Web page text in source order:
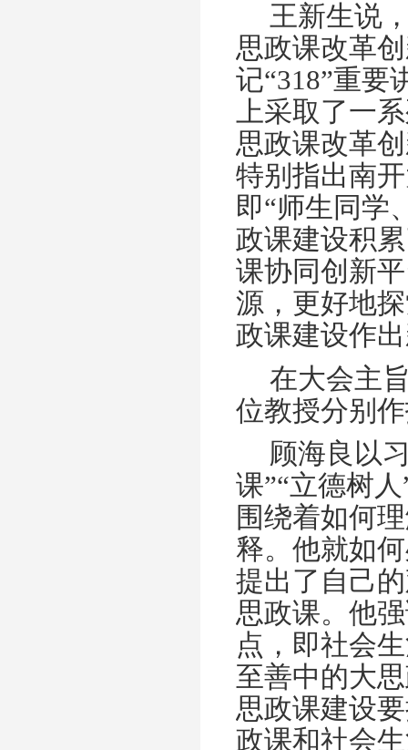
王新生说
思政课改革
记“318”重要
上采取了一
思政课改革
特别指出南
即“师生同学
政课建设积
课协同创新
源，更好地
政课建设作
在大会主
位教授分别
顾海良以
课”“立德树
围绕着如何
释。他就如
提出了自己
思政课。他
点，即社会
至善中的大
思政课建设
政课和社会